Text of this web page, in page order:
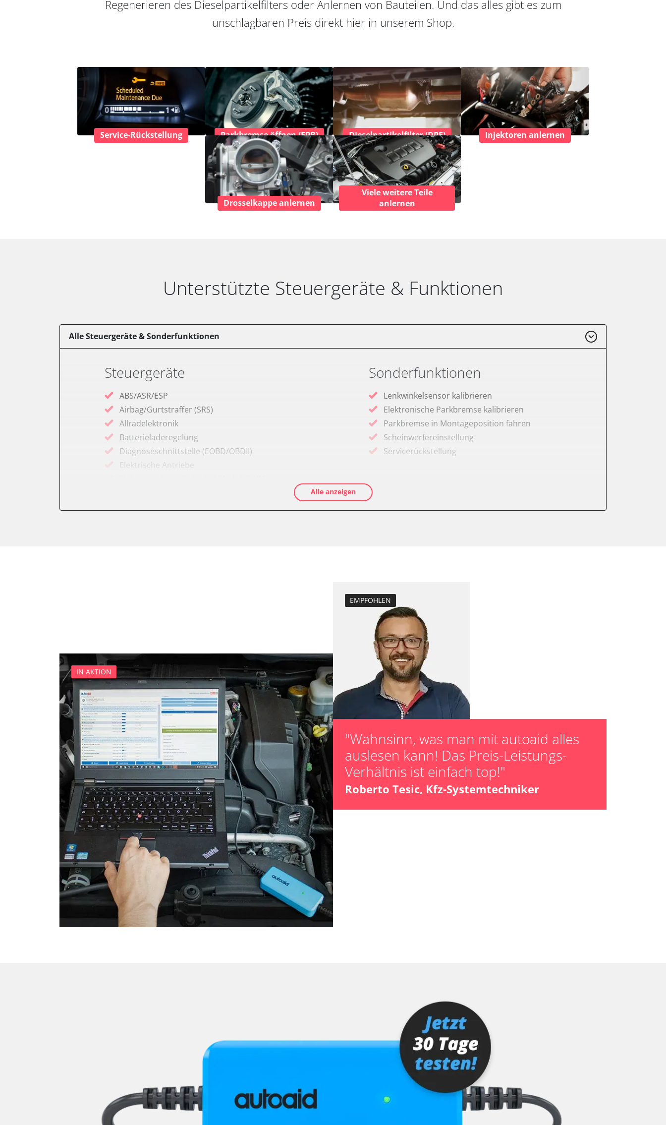
Regenerieren des Dieselpartikelfilters oder Anlernen von Bauteilen. Und das alles gibt es zum
unschlagbaren Preis direkt hier in unserem Shop.
Service-Rückstellung Parkbremse öffnen (EPB) Dieselpartikelfilter (DPF) Injektoren anlernen
Drosselkappe anlernen
Viele weitere Teile
anlernen
Unterstützte Steuergeräte & Funktionen
Alle Steuergeräte & Sonderfunktionen
Steuergeräte
ABS/ASR/ESP
Airbag/Gurtstraffer (SRS)
Allradelektronik
Batterieladeregelung
Diagnoseschnittstelle (EOBD/OBDII)
Elektrische Antriebe
Soundsystem
Sprachsteuerung
Start Authentifikation
Start-Stopp-Automatik
Wegfahrsperre
Zentralelektronik
Sonderfunktionen
Lenkwinkelsensor kalibrieren
Elektronische Parkbremse kalibrieren
Parkbremse in Montageposition fahren
Scheinwerfereinstellung
Servicerückstellung
Verfügbarkeit abhängig von Modell, Motorisierung, Ausstattung und Konfiguration
Alle anzeigen
IN AKTION
EMPFOHLEN
"Wahnsinn, was man mit autoaid alles
auslesen kann! Das Preis-Leistungs-
Verhältnis ist einfach top!"
Roberto Tesic, Kfz-Systemtechniker